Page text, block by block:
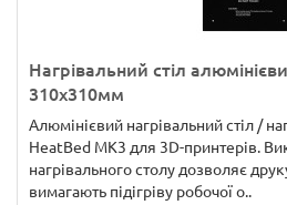
Нагрівальний стіл
310х310мм
Алюмінієвий нагрівальний стіл /
HeatBed MK3 для 3D-принтерів.
нагрівального столу дозволяє
вимагають підігріву робочої о..